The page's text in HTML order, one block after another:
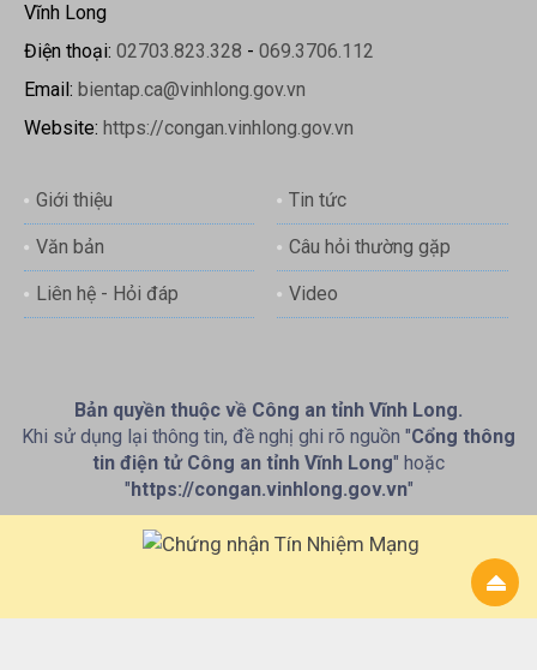
Vĩnh Long
Điện thoại: 02703.823.328 - 069.3706.112
Email: bientap.ca@vinhlong.gov.vn
Website: https://congan.vinhlong.gov.vn
Giới thiệu Tin tức
Văn bản Câu hỏi thường gặp
Liên hệ - Hỏi đáp Video
Bản quyền thuộc về Công an tỉnh Vĩnh Long.
Khi sử dụng lại thông tin, đề nghị ghi rõ nguồn "Cổng thông
tin điện tử Công an tỉnh Vĩnh Long" hoặc
"https://congan.vinhlong.gov.vn"